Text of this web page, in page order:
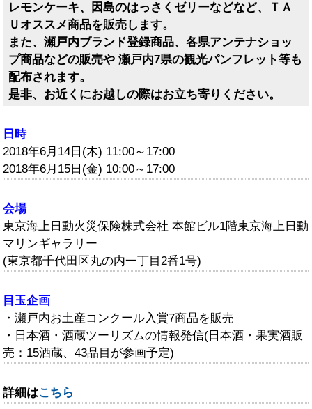
レモンケーキ、因島のはっさくゼリーなどなど、ＴＡ
Ｕオススメ商品を販売します。
また、瀬戸内ブランド登録商品、各県アンテナショッ
プ商品などの販売や 瀬戸内7県の観光パンフレット等も
配布されます。
是非、お近くにお越しの際はお立ち寄りください。
日時
2018年6月14日(木) 11:00～17:00
2018年6月15日(金) 10:00～17:00
会場
東京海上日動火災保険株式会社 本館ビル1階東京海上日動
マリンギャラリー
(東京都千代田区丸の内一丁目2番1号)
目玉企画
・瀬戸内お土産コンクール入賞7商品を販売
・日本酒・酒蔵ツーリズムの情報発信(日本酒・果実酒販
売：15酒蔵、43品目が参画予定)
詳細はこちら